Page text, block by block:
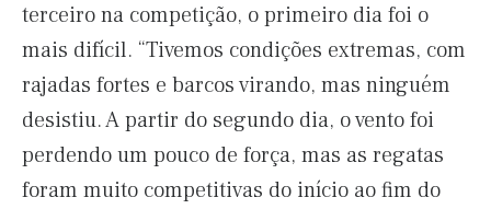
terceiro na competição, o primeiro dia foi o
mais difícil. “Tivemos condições extremas, com
rajadas fortes e barcos virando, mas ninguém
desistiu. A partir do segundo dia, o vento foi
perdendo um pouco de força, mas as regatas
foram muito competitivas do início ao fim do